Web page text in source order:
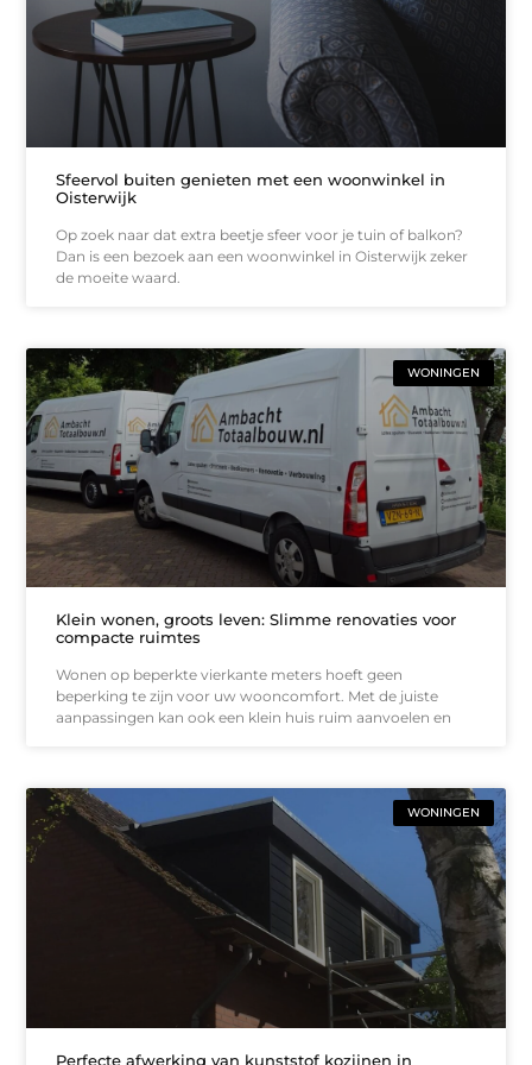
Sfeervol buiten genieten met een woonwinkel in
Oisterwijk
Op zoek naar dat extra beetje sfeer voor je tuin of balkon?
Dan is een bezoek aan een woonwinkel in Oisterwijk zeker
de moeite waard.
WONINGEN
Klein wonen, groots leven: Slimme renovaties voor
compacte ruimtes
Wonen op beperkte vierkante meters hoeft geen
beperking te zijn voor uw wooncomfort. Met de juiste
aanpassingen kan ook een klein huis ruim aanvoelen en
WONINGEN
Perfecte afwerking van kunststof kozijnen in